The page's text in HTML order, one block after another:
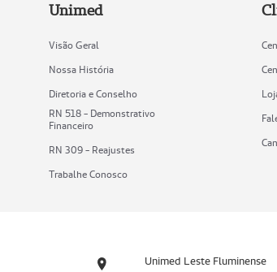
Unimed
Visão Geral
Nossa História
Diretoria e Conselho
RN 518 - Demonstrativo
Financeiro
RN 309 - Reajustes
Trabalhe Conosco
Unimed Leste Fluminense